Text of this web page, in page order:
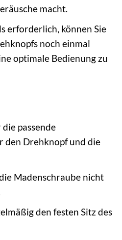
macht.
erforderlich, können Sie
noch einmal
optimale Bedienung zu
passende
den Drehknopf und die
Madenschraube nicht
den festen Sitz des